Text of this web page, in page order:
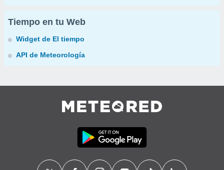
Tiempo en tu Web
Widget de El tiempo
API de Meteorología